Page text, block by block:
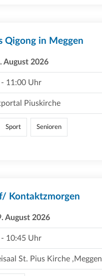
Qigong in Meggen
August 2026
11:00 Uhr
Piuskirche
Sport Senioren
Kontaktzmorgen
August 2026
10:45 Uhr
St. Pius Kirche ,Meggen